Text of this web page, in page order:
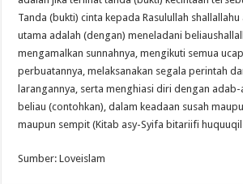
Tanda (bukti) cinta kepada Rasulullah
utama adalah (dengan) meneladani
mengamalkan sunnahnya, mengikuti semua
perbuatannya, melaksanakan segala perintah
larangannya, serta menghiasi diri dengan
beliau (contohkan), dalam keadaan susah
maupun sempit (Kitab asy-Syifa bitariifi
Sumber: Loveislam